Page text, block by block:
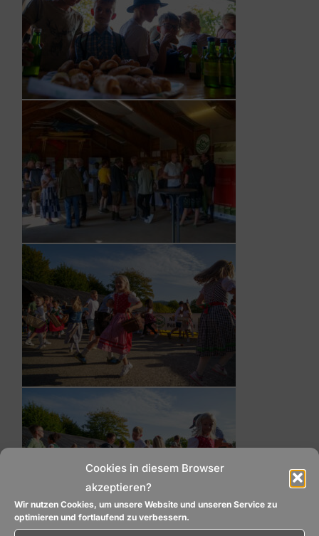
Cookies in diesem Browser
akzeptieren?
Wir nutzen Cookies, um unsere Website und unseren Service zu
optimieren und fortlaufend zu verbessern.